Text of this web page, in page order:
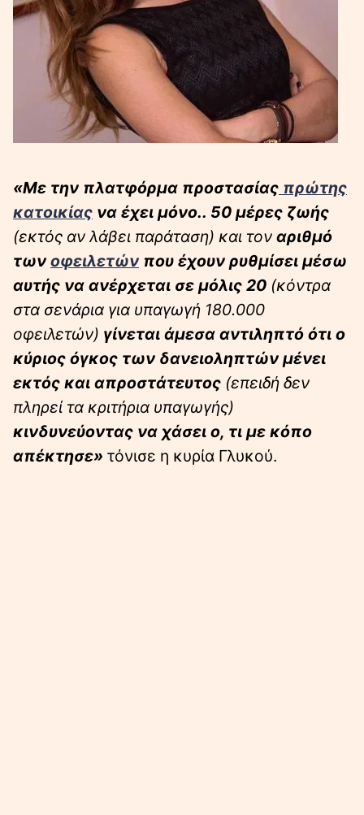
«Με την πλατφόρμα προστασίας πρώτης
κατοικίας να έχει μόνο.. 50 μέρες ζωής
(εκτός αν λάβει παράταση) και τον αριθμό
των οφειλετών που έχουν ρυθμίσει μέσω
αυτής να ανέρχεται σε μόλις 20 (κόντρα
στα σενάρια για υπαγωγή 180.000
οφειλετών) γίνεται άμεσα αντιληπτό ότι ο
κύριος όγκος των δανειοληπτών μένει
εκτός και απροστάτευτος (επειδή δεν
πληρεί τα κριτήρια υπαγωγής)
κινδυνεύοντας να χάσει ο, τι με κόπο
απέκτησε» τόνισε η κυρία Γλυκού.